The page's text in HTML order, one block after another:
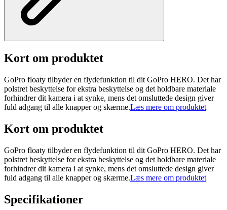
Kort om produktet
GoPro floaty tilbyder en flydefunktion til dit GoPro HERO. Det har
polstret beskyttelse for ekstra beskyttelse og det holdbare materiale
forhindrer dit kamera i at synke, mens det omsluttede design giver
fuld adgang til alle knapper og skærme.Læs mere om produktet
Kort om produktet
GoPro floaty tilbyder en flydefunktion til dit GoPro HERO. Det har
polstret beskyttelse for ekstra beskyttelse og det holdbare materiale
forhindrer dit kamera i at synke, mens det omsluttede design giver
fuld adgang til alle knapper og skærme.Læs mere om produktet
Specifikationer